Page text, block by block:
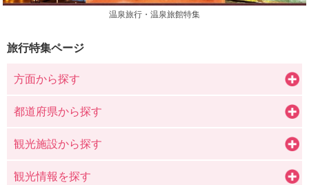
温泉旅行・温泉旅館特集
旅行特集ページ
方面から探す
都道府県から探す
観光施設から探す
観光情報を探す